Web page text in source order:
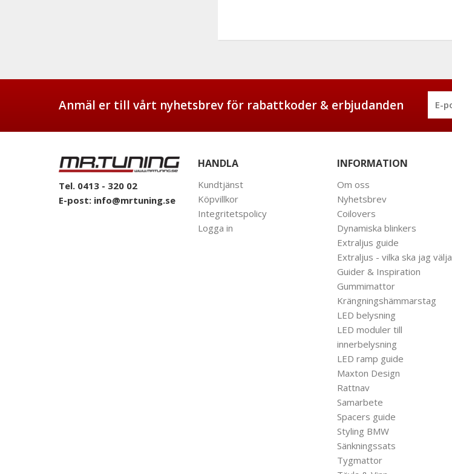
Anmäl er till vårt nyhetsbrev för rabattkoder & erbjudanden
Tel. 0413 - 320 02
E-post: info@mrtuning.se
HANDLA
Kundtjänst
Köpvillkor
Integritetspolicy
Logga in
INFORMATION
Om oss
Nyhetsbrev
Coilovers
Dynamiska blinkers
Extraljus guide
Extraljus - vilka ska jag välja
Guider & Inspiration
Gummimattor
Krängningshämmarstag
LED belysning
LED moduler till
innerbelysning
LED ramp guide
Maxton Design
Rattnav
Samarbete
Spacers guide
Styling BMW
Sänkningssats
Tygmattor